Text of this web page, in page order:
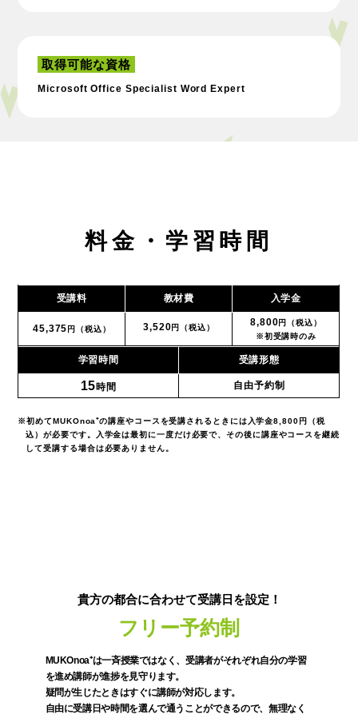
取得可能な資格
Microsoft Office Specialist Word Expert
料金・学習時間
受講料 教材費 入学金
45,375 円（税込） 3,520円（税込） 8,800円（税込）
※初受講時のみ
学習時間 受講形態
15時間 自由予約制
※初めてMUKOnoa⁺の講座やコースを受講されるときには入学金8,800円（税
込）が必要です。入学金は最初に一度だけ必要で、その後に講座やコースを継続
して受講する場合は必要ありません。
貴方の都合に合わせて受講日を設定！
フリー予約制
MUKOnoa⁺は一斉授業ではなく、受講者がそれぞれ自分の学習
を進め講師が進捗を見守ります。
疑問が生じたときはすぐに講師が対応します。
自由に受講日や時間を選んで通うことができるので、無理なく